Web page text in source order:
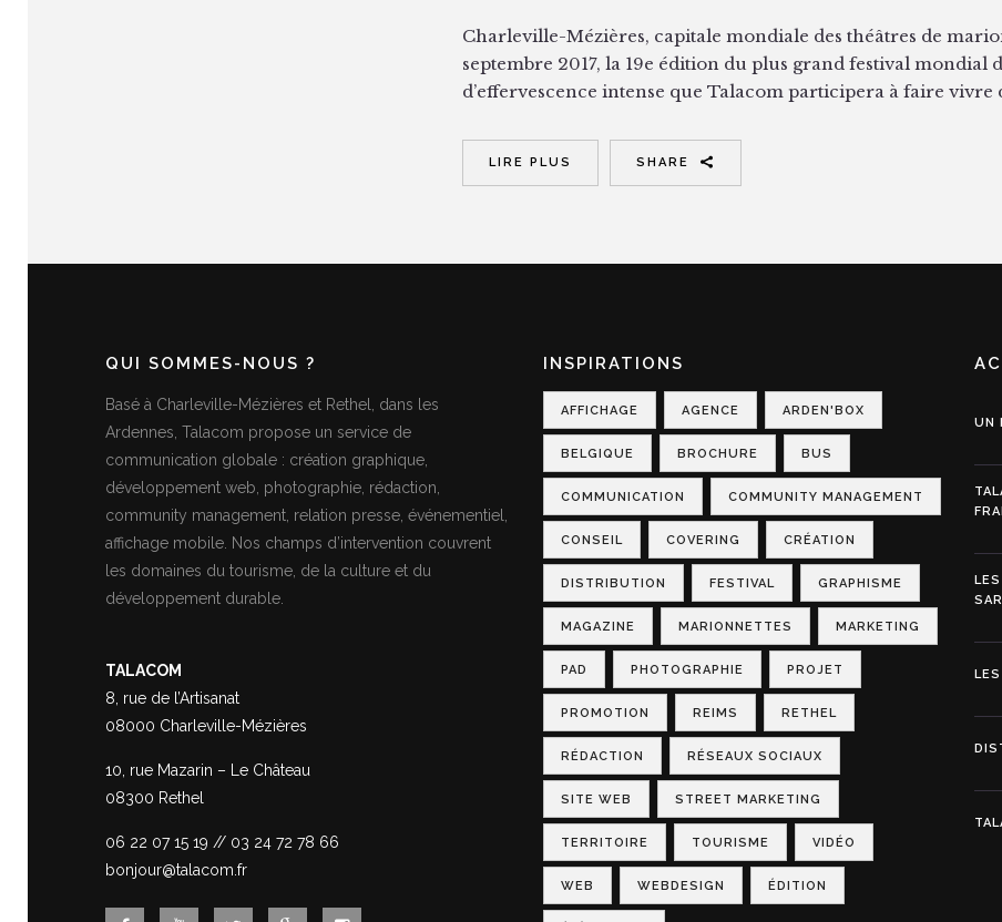
Charleville-Mézières, capitale mondiale des théâtres de
septembre 2017, la 19e édition du plus grand festival
d’effervescence intense que Talacom participera à faire vivre
LIRE PLUS SHARE
QUI SOMMES-NOUS ?
Basé à Charleville-Mézières et Rethel, dans les
Ardennes, Talacom propose un service de
communication globale : création graphique,
développement web, photographie, rédaction,
community management, relation presse, événementiel,
affichage mobile. Nos champs d’intervention couvrent
les domaines du tourisme, de la culture et du
développement durable.
TALACOM
8, rue de l’Artisanat
08000 Charleville-Mézières
10, rue Mazarin – Le Château
08300 Rethel
06 22 07 15 19 // 03 24 72 78 66
bonjour@talacom.fr
INSPIRATIONS
AFFICHAGE AGENCE ARDEN'BOX
BELGIQUE BROCHURE BUS
COMMUNICATION COMMUNITY MANAGEMENT
CONSEIL COVERING CRÉATION
DISTRIBUTION FESTIVAL GRAPHISME
MAGAZINE MARIONNETTES MARKETING
PAD PHOTOGRAPHIE PROJET
PROMOTION REIMS RETHEL
RÉDACTION RÉSEAUX SOCIAUX
SITE WEB STREET MARKETING
TERRITOIRE TOURISME VIDÉO
WEB WEBDESIGN ÉDITION
UN